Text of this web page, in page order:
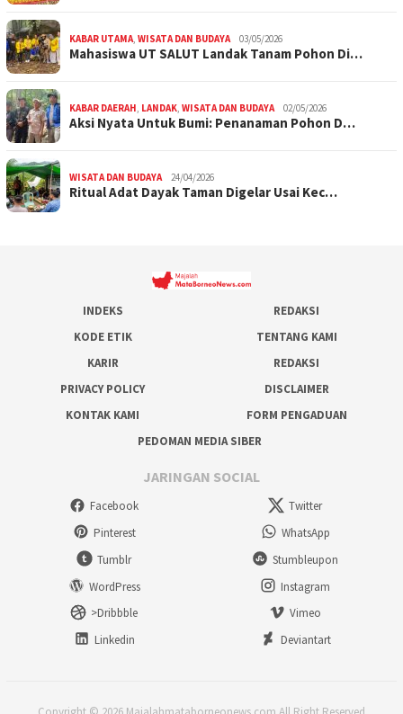
KABAR UTAMA, WISATA DAN BUDAYA 03/05/2026
Mahasiswa UT SALUT Landak Tanam Pohon Di…
KABAR DAERAH, LANDAK, WISATA DAN BUDAYA 02/05/2026
Aksi Nyata Untuk Bumi: Penanaman Pohon D…
WISATA DAN BUDAYA 24/04/2026
Ritual Adat Dayak Taman Digelar Usai Kec…
INDEKS
REDAKSI
KODE ETIK
TENTANG KAMI
KARIR
REDAKSI
PRIVACY POLICY
DISCLAIMER
KONTAK KAMI
FORM PENGADUAN
PEDOMAN MEDIA SIBER
JARINGAN SOCIAL
Facebook
Twitter
Pinterest
WhatsApp
Tumblr
Stumbleupon
WordPress
Instagram
>Dribbble
Vimeo
Linkedin
Deviantart